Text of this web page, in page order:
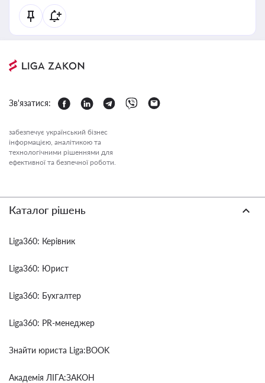
Зв'язатися:
забезпечує український бізнес
інформацією, аналітикою та
технологічними рішеннями для
ефективної та безпечної роботи.
Каталог рішень
Liga360: Керівник
Liga360: Юрист
Liga360: Бухгалтер
Liga360: PR-менеджер
Знайти юриста Liga:BOOK
Академія ЛІГА:ЗАКОН